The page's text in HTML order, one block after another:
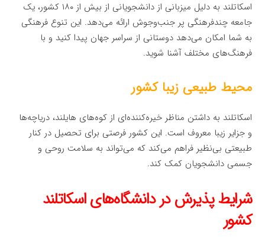
اسکاتلند به دلیل میزبانی از دانشجویانی از بیش از ۱۸۰ کشور، یک
جامعه چندفرهنگی پر جنب‌وجوش ارائه می‌دهد. این تنوع فرهنگی
به شما امکان می‌دهد دوستانی از سراسر جهان پیدا کنید و با
فرهنگ‌های مختلف آشنا شوید.
محیط طبیعی زیبا کشور
اسکاتلند به داشتن مناظر خیره‌کننده‌ای از کوه‌های هایلند، دریاچه‌ها
و جزایر زیبا معروف است. این کشور فرصتی برای تحصیل در کنار
طبیعتی بی‌نظیر فراهم می‌کند که می‌تواند به سلامت روحی و
جسمی دانشجویان کمک کند.
شرایط پذیرش در دانشگاه‌های اسکاتلند
کشور